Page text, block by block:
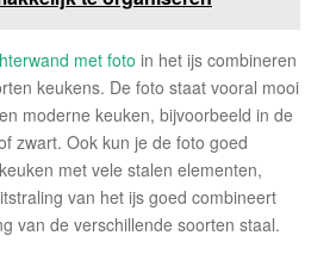
met foto in het ijs combineren
keukens. De foto staat vooral mooi
moderne keuken, bijvoorbeeld in de
zwart. Ook kun je de foto goed
met vele stalen elementen,
van het ijs goed combineert
van de verschillende soorten staal.